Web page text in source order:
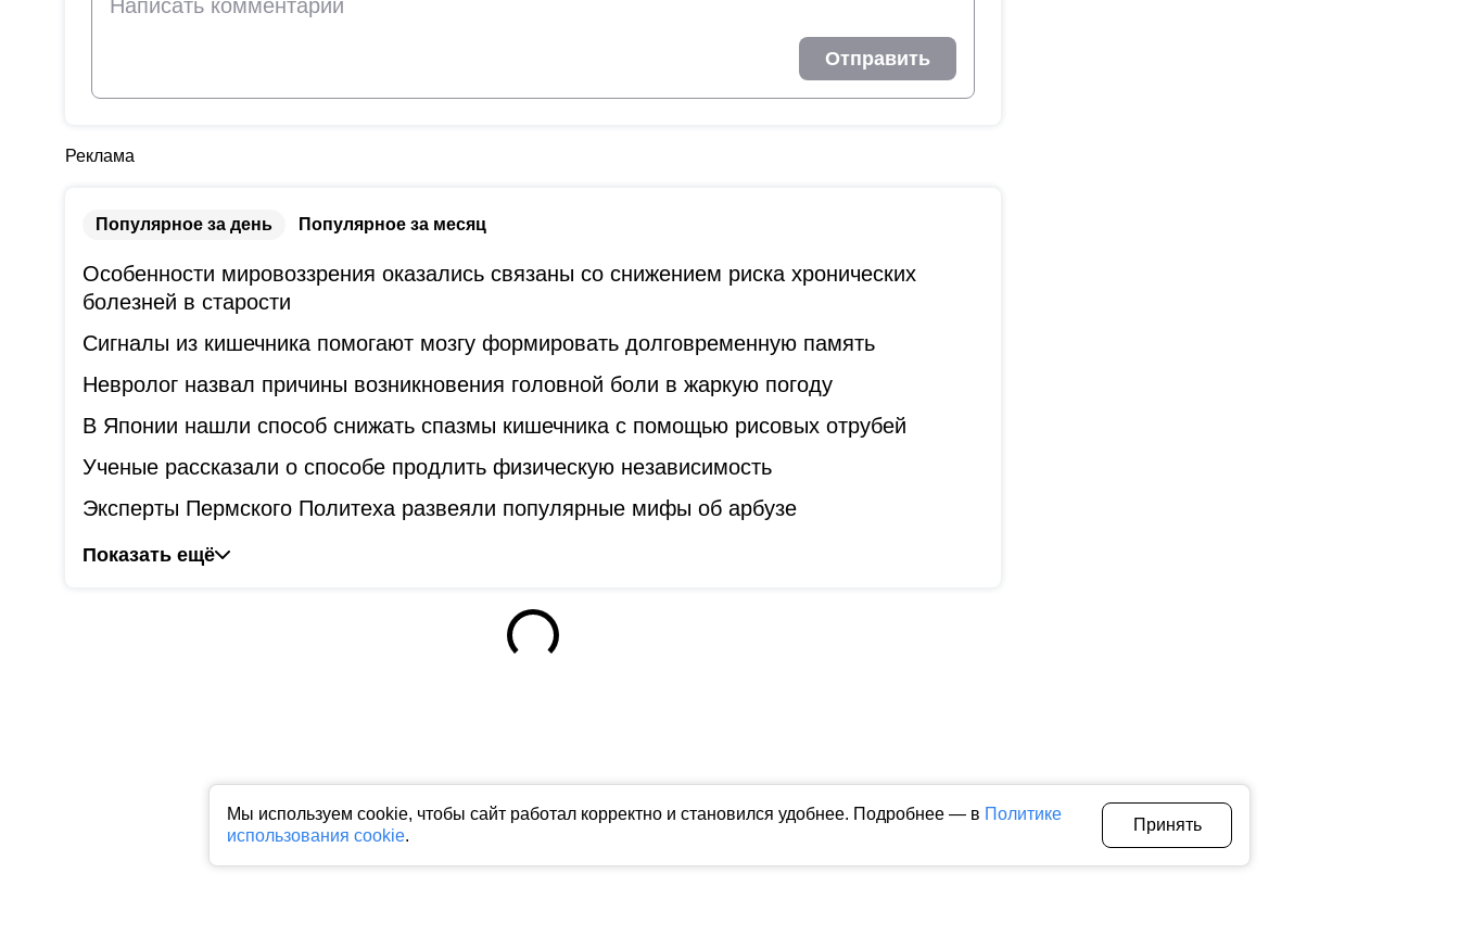
Мы используем cookie, чтобы сайт работал корректно и становился удобнее. Подробнее — в Политике
использования cookie.
Принять
Отправить
Реклама
Популярное за день Популярное за месяц
Особенности мировоззрения оказались связаны со снижением риска хронических
болезней в старости
Сигналы из кишечника помогают мозгу формировать долговременную память
Невролог назвал причины возникновения головной боли в жаркую погоду
В Японии нашли способ снижать спазмы кишечника с помощью рисовых отрубей
Ученые рассказали о способе продлить физическую независимость
Эксперты Пермского Политеха развеяли популярные мифы об арбузе
Показать ещё